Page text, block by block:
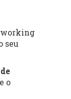
seu
o